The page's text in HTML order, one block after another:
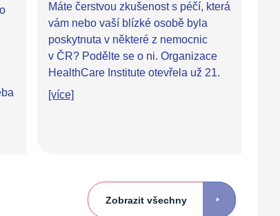
Máte čerstvou zkušenost s péčí, která
vám nebo vaší blízké osobě byla
poskytnuta v některé z nemocnic
v ČR? Podělte se o ni. Organizace
HealthCare Institute otevřela už 21.
[více]
Zobrazit všechny